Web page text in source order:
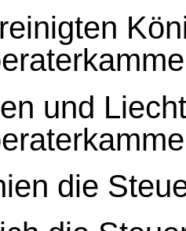
und
die